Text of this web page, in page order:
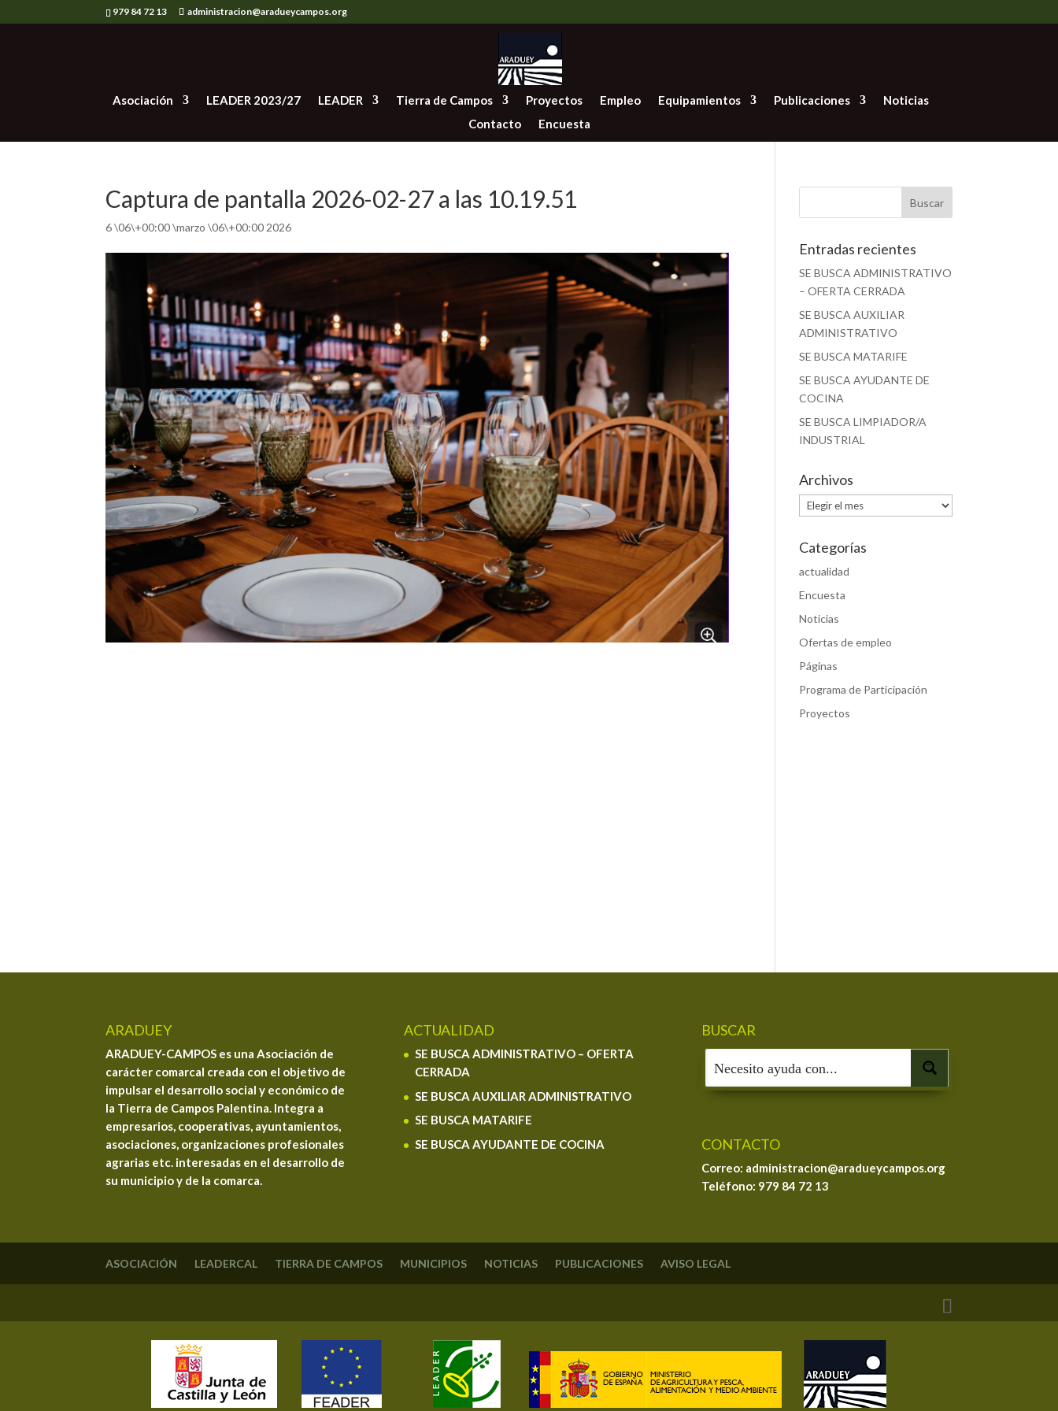
979 84 72 13 administracion@aradueycampos.org
Asociación LEADER 2023/27 LEADER Tierra de Campos Proyectos Empleo Equipamientos Publicaciones
Noticias
Contacto
Encuesta
Captura de pantalla 2026-02-27 a las 10.19.51
6 \06\+00:00 \marzo \06\+00:00 2026
Entradas recientes
SE BUSCA ADMINISTRATIVO
– OFERTA CERRADA
SE BUSCA AUXILIAR
ADMINISTRATIVO
SE BUSCA MATARIFE
SE BUSCA AYUDANTE DE
COCINA
SE BUSCA LIMPIADOR/A
INDUSTRIAL
Archivos
Archivos
Categorías
actualidad
Encuesta
Noticias
Ofertas de empleo
Páginas
Programa de Participación
Proyectos
ARADUEY
ARADUEY-CAMPOS es una Asociación de
carácter comarcal creada con el objetivo de
impulsar el desarrollo social y económico de
la Tierra de Campos Palentina. Integra a
empresarios, cooperativas, ayuntamientos,
asociaciones, organizaciones profesionales
agrarias etc. interesadas en el desarrollo de
su municipio y de la comarca.
ACTUALIDAD
SE BUSCA ADMINISTRATIVO – OFERTA
CERRADA
SE BUSCA AUXILIAR ADMINISTRATIVO
SE BUSCA MATARIFE
SE BUSCA AYUDANTE DE COCINA
BUSCAR
CONTACTO
Correo: administracion@aradueycampos.org
Teléfono: 979 84 72 13
ASOCIACIÓN LEADERCAL TIERRA DE CAMPOS MUNICIPIOS NOTICIAS PUBLICACIONES AVISO LEGAL